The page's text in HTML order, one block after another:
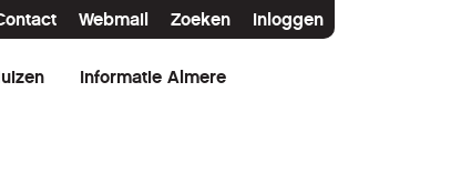
Webmail Zoeken Inloggen
Informatie Almere